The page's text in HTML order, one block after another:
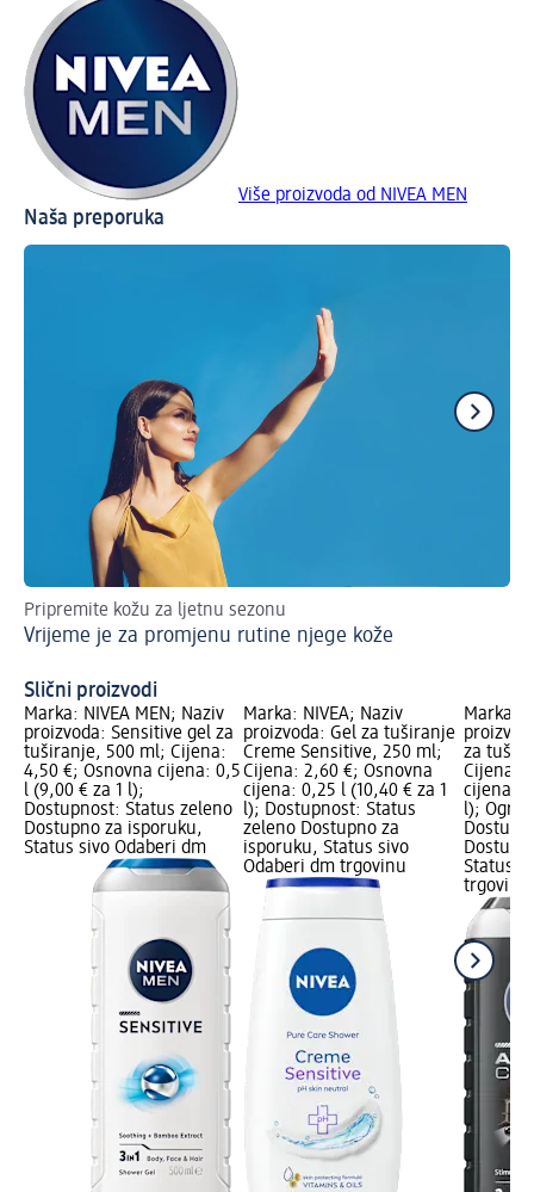
Više proizvoda od NIVEA MEN
Naša preporuka
Pripremite kožu za ljetnu sezonu
Vrijeme je za promjenu rutine njege kože
Slični proizvodi
Marka: NIVEA MEN; Naziv
proizvoda: Sensitive gel za
tuširanje, 500 ml; Cijena:
4,50 €; Osnovna cijena: 0,5
l (9,00 € za 1 l);
Dostupnost: Status zeleno
Dostupno za isporuku,
Status sivo Odaberi dm
Marka: NIVEA; Naziv
proizvoda: Gel za tuširanje
Creme Sensitive, 250 ml;
Cijena: 2,60 €; Osnovna
cijena: 0,25 l (10,40 € za 1
l); Dostupnost: Status
zeleno Dostupno za
isporuku, Status sivo
Odaberi dm trgovinu
Marka:
za
Cijena:
cijena:
l);
Status
trgovinu